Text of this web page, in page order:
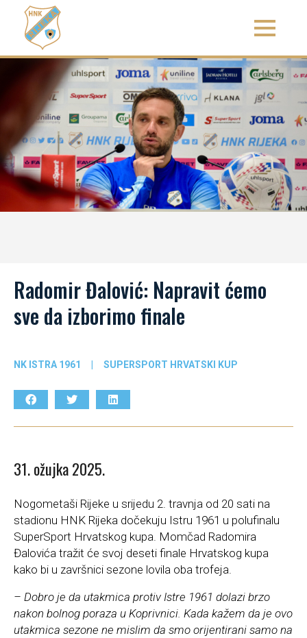
Radomir Đalović: Napravit ćemo
sve da izborimo finale
NK ISTRA 1961 | SUPERSPORT HRVATSKI KUP
31. ožujka 2025.
Nogometaši Rijeke u srijedu 2. travnja od 20 sati na
stadionu HNK Rijeka dočekuju Istru 1961 u polufinalu
SuperSport Hrvatskog kupa. Momčad Radomira
Đalovića tražit će svoj deseti finale Hrvatskog kupa
kako bi u završnici sezone lovila oba trofeja.
– Dobro je da utakmica protiv Istre 1961 dolazi brzo
nakon bolnog poraza u Koprivnici. Kada kažem da je ovo
utakmica sezone ne mislim da smo orijentirani samo na